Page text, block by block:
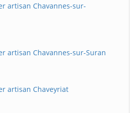
artisan Chavannes-sur-
artisan Chavannes-sur-Suran
artisan Chaveyriat